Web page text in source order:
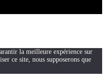
la meilleure expérience sur
ce site, nous supposerons que